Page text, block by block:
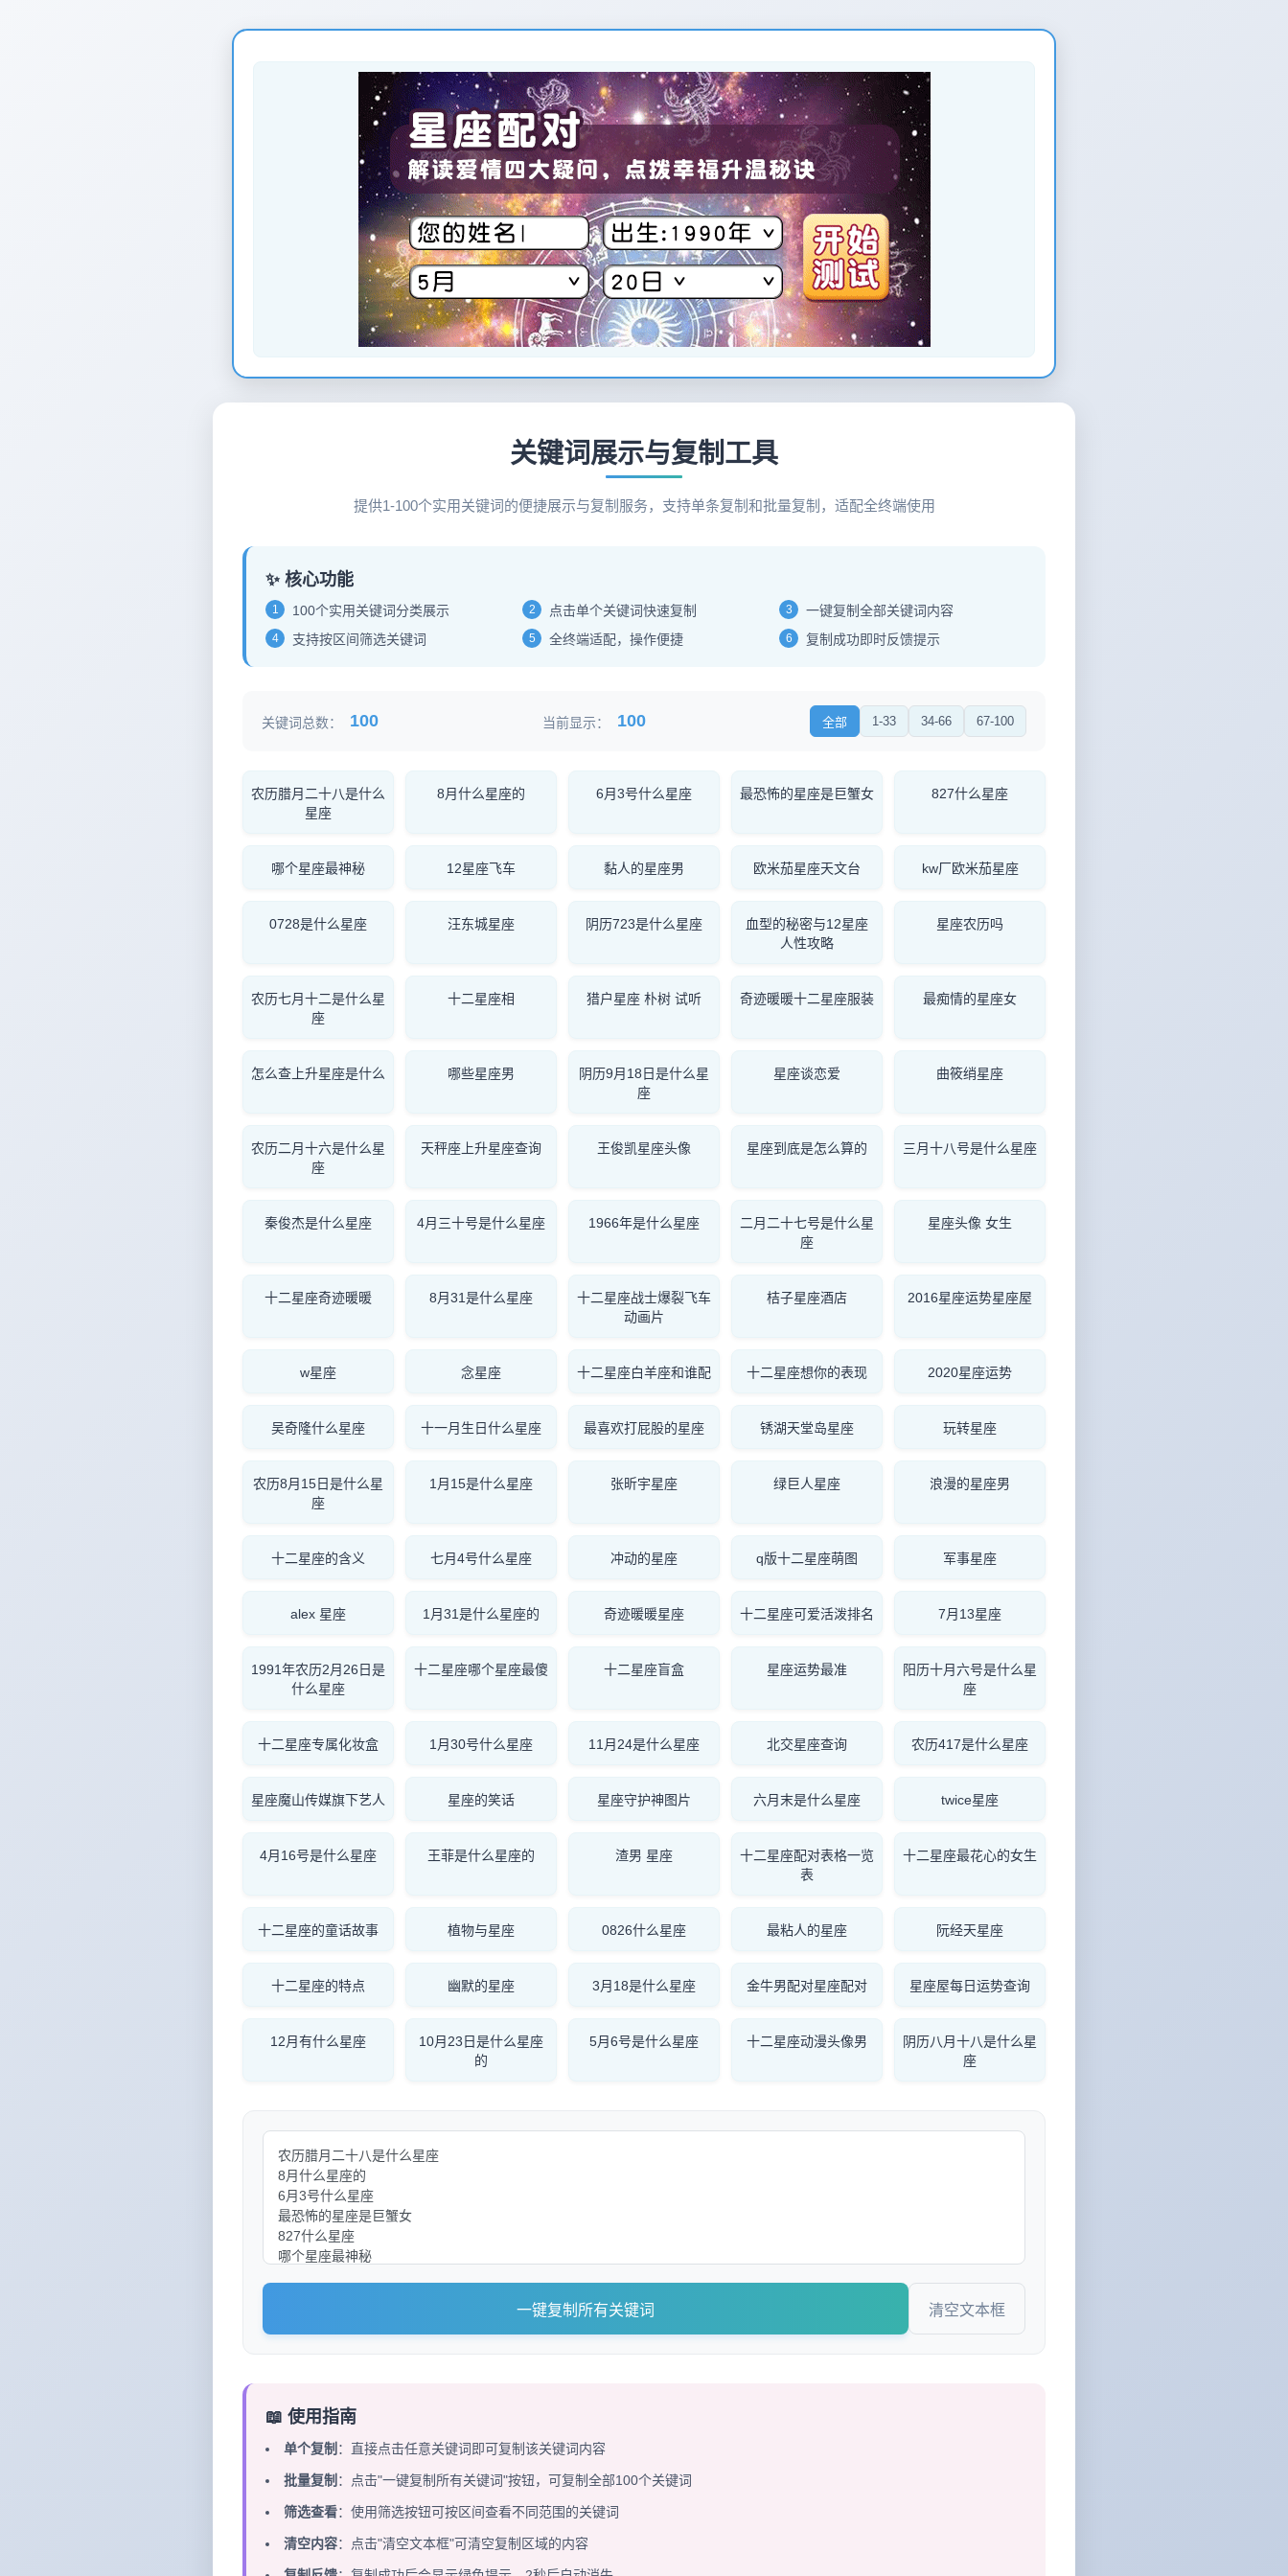
关键词展示与复制工具
提供1-100个实用关键词的便捷展示与复制服务，支持单条复制和批量复制，适配全终端使用
✨ 核心功能
1 100个实用关键词分类展示 2 点击单个关键词快速复制 3 一键复制全部关键词内容
4 支持按区间筛选关键词 5 全终端适配，操作便捷 6 复制成功即时反馈提示
关键词总数： 100 当前显示： 100 全部 1-33 34-66 67-100
农历腊月二十八是什么
星座
8月什么星座的 6月3号什么星座 最恐怖的星座是巨蟹女 827什么星座
哪个星座最神秘 12星座飞车 黏人的星座男 欧米茄星座天文台 kw厂欧米茄星座
0728是什么星座 汪东城星座 阴历723是什么星座
血型的秘密与12星座
人性攻略
星座农历吗
农历七月十二是什么星
座
十二星座相 猎户星座 朴树 试听 奇迹暖暖十二星座服装 最痴情的星座女
怎么查上升星座是什么 哪些星座男
阴历9月18日是什么星
座
星座谈恋爱 曲筱绡星座
农历二月十六是什么星
座
天秤座上升星座查询 王俊凯星座头像 星座到底是怎么算的 三月十八号是什么星座
秦俊杰是什么星座 4月三十号是什么星座 1966年是什么星座
二月二十七号是什么星
座
星座头像 女生
十二星座奇迹暖暖 8月31是什么星座
十二星座战士爆裂飞车
动画片
桔子星座酒店 2016星座运势星座屋
w星座 念星座 十二星座白羊座和谁配 十二星座想你的表现 2020星座运势
吴奇隆什么星座 十一月生日什么星座 最喜欢打屁股的星座 锈湖天堂岛星座 玩转星座
农历8月15日是什么星
座
1月15是什么星座 张昕宇星座 绿巨人星座 浪漫的星座男
十二星座的含义 七月4号什么星座 冲动的星座 q版十二星座萌图 军事星座
alex 星座 1月31是什么星座的 奇迹暖暖星座 十二星座可爱活泼排名 7月13星座
1991年农历2月26日是
什么星座
十二星座哪个星座最傻 十二星座盲盒 星座运势最准
阳历十月六号是什么星
座
十二星座专属化妆盒 1月30号什么星座 11月24是什么星座 北交星座查询 农历417是什么星座
星座魔山传媒旗下艺人 星座的笑话 星座守护神图片 六月末是什么星座 twice星座
4月16号是什么星座 王菲是什么星座的 渣男 星座
十二星座配对表格一览
表
十二星座最花心的女生
十二星座的童话故事 植物与星座 0826什么星座 最粘人的星座 阮经天星座
十二星座的特点 幽默的星座 3月18是什么星座 金牛男配对星座配对 星座屋每日运势查询
12月有什么星座
10月23日是什么星座
的
5月6号是什么星座 十二星座动漫头像男
阴历八月十八是什么星
座
一键复制所有关键词 清空文本框
📖 使用指南
单个复制 ：直接点击任意关键词即可复制该关键词内容
批量复制 ：点击"一键复制所有关键词"按钮，可复制全部100个关键词
筛选查看：使用筛选按钮可按区间查看不同范围的关键词
清空内容：点击"清空文本框"可清空复制区域的内容